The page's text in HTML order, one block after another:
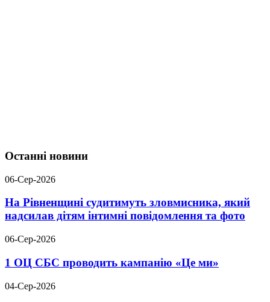
Останні новини
06-Сер-2026
На Рівненщині судитимуть зловмисника, який
надсилав дітям інтимні повідомлення та фото
06-Сер-2026
1 ОЦ СБС проводить кампанію «Це ми»
04-Сер-2026